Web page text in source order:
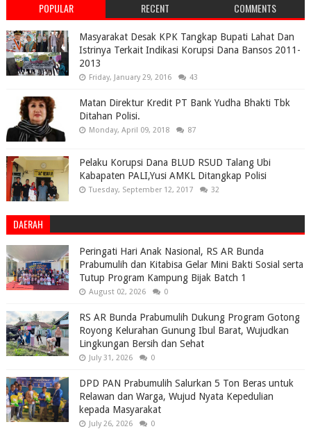
POPULAR RECENT COMMENTS
Masyarakat Desak KPK Tangkap Bupati Lahat Dan
Istrinya Terkait Indikasi Korupsi Dana Bansos 2011-
2013
Friday, January 29, 2016 43
Matan Direktur Kredit PT Bank Yudha Bhakti Tbk
Ditahan Polisi.
Monday, April 09, 2018 87
Pelaku Korupsi Dana BLUD RSUD Talang Ubi
Kabapaten PALI,Yusi AMKL Ditangkap Polisi
Tuesday, September 12, 2017 32
DAERAH
Peringati Hari Anak Nasional, RS AR Bunda
Prabumulih dan Kitabisa Gelar Mini Bakti Sosial serta
Tutup Program Kampung Bijak Batch 1
August 02, 2026 0
RS AR Bunda Prabumulih Dukung Program Gotong
Royong Kelurahan Gunung Ibul Barat, Wujudkan
Lingkungan Bersih dan Sehat
July 31, 2026 0
DPD PAN Prabumulih Salurkan 5 Ton Beras untuk
Relawan dan Warga, Wujud Nyata Kepedulian
kepada Masyarakat
July 26, 2026 0